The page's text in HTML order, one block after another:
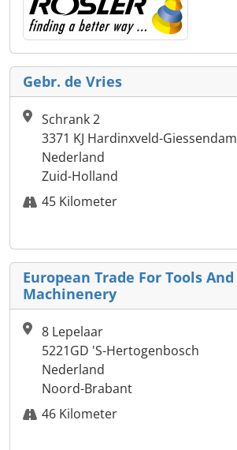
Gebr. de Vries
Schrank 2
3371 KJ Hardinxveld-Giessendam
Nederland
Zuid-Holland
45 Kilometer
European Trade For Tools And
Machinenery
8 Lepelaar
5221GD 'S-Hertogenbosch
Nederland
Noord-Brabant
46 Kilometer